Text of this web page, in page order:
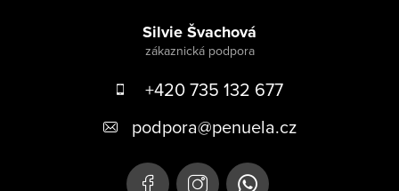
Silvie Švachová
+420 735 132 677
podpora@penuela.cz